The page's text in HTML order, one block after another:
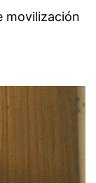
movilización